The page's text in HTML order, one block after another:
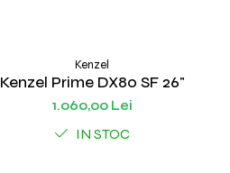
Kenzel
Kenzel Prime DX80 SF 26"
1.060,00 Lei
IN STOC